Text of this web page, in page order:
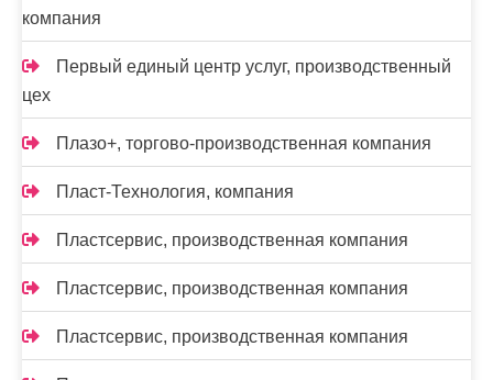
компания
Первый единый центр услуг, производственный
цех
Плазо+, торгово-производственная компания
Пласт-Технология, компания
Пластсервис, производственная компания
Пластсервис, производственная компания
Пластсервис, производственная компания